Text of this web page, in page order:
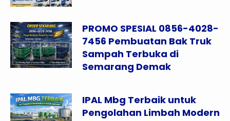
PROMO SPESIAL 0856-4028-
7456 Pembuatan Bak Truk
Sampah Terbuka di
Semarang Demak
IPAL Mbg Terbaik untuk
Pengolahan Limbah Modern